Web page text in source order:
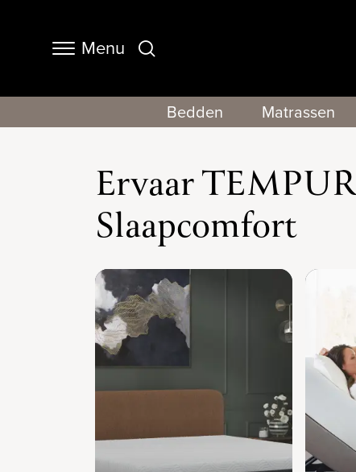
Navigation
Menu
Bedden Matrassen
Ervaar
Slaapcomfort